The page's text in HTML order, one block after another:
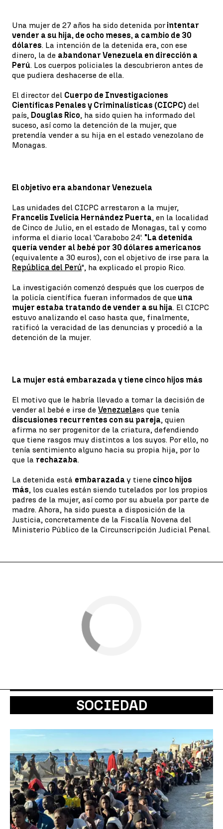
Una mujer de 27 años ha sido detenida por intentar
vender a su hija, de ocho meses, a cambio de 30
dólares. La intención de la detenida era, con ese
dinero, la de abandonar Venezuela en dirección a
Perú. Los cuerpos policiales la descubrieron antes de
que pudiera deshacerse de ella.
El director del Cuerpo de Investigaciones
Científicas Penales y Criminalísticas (CICPC) del
país, Douglas Rico, ha sido quien ha informado del
suceso, así como la detención de la mujer, que
pretendía vender a su hija en el estado venezolano de
Monagas.
El objetivo era abandonar Venezuela
Las unidades del CICPC arrestaron a la mujer,
Francelis Ivelicia Hernández Puerta, en la localidad
de Cinco de Julio, en el estado de Monagas, tal y como
informa el diario local 'Carabobo 24'. "La detenida
quería vender al bebé por 30 dólares americanos
(equivalente a 30 euros), con el objetivo de irse para la
República del Perú", ha explicado el propio Rico.
La investigación comenzó después que los cuerpos de
la policía científica fueran informados de que una
mujer estaba tratando de vender a su hija. El CICPC
estuvo analizando el caso hasta que, finalmente,
ratificó la veracidad de las denuncias y procedió a la
detención de la mujer.
La mujer está embarazada y tiene cinco hijos más
El motivo que le habría llevado a tomar la decisión de
vender al bebé e irse de Venezuelaes que tenía
discusiones recurrentes con su pareja, quien
afirma no ser progenitor de la criatura, defendiendo
que tiene rasgos muy distintos a los suyos. Por ello, no
tenía sentimiento alguno hacia su propia hija, por lo
que la rechazaba.
La detenida está embarazada y tiene cinco hijos
más, los cuales están siendo tutelados por los propios
padres de la mujer, así como por su abuela por parte de
madre. Ahora, ha sido puesta a disposición de la
Justicia, concretamente de la Fiscalía Novena del
Ministerio Público de la Circunscripción Judicial Penal.
SOCIEDAD